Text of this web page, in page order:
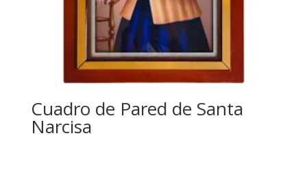
Cuadro de Pared de Santa
Narcisa